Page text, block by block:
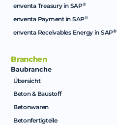
enventa Treasury in SAP®
enventa Payment in SAP®
enventa Receivables Energy in SAP®
Branchen
Baubranche
Übersicht
Beton & Baustoff
Betonwaren
Betonfertigteile